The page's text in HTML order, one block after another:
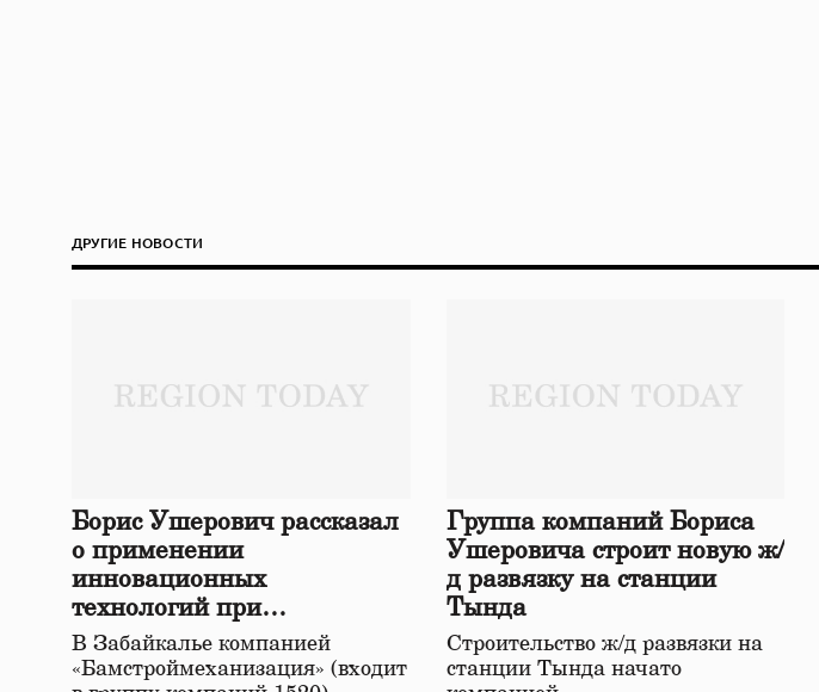
ДРУГИЕ НОВОСТИ
Борис Ушерович рассказал
о применении
инновационных
технологий при
строительстве нового моста
в Забайкалье
В Забайкалье компанией
«Бамстроймеханизация» (входит
Группа компаний Бориса
Ушеровича строит новую ж/
д развязку на станции
Тында
Строительство ж/д развязки на
станции Тында начато